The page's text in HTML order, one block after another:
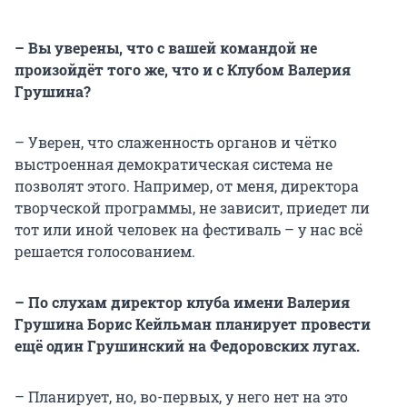
– Вы уверены, что с вашей командой не
произойдёт того же, что и с Клубом Валерия
Грушина?
– Уверен, что слаженность органов и чётко
выстроенная демократическая система не
позволят этого. Например, от меня, директора
творческой программы, не зависит, приедет ли
тот или иной человек на фестиваль – у нас всё
решается голосованием.
– По слухам директор клуба имени Валерия
Грушина Борис Кейльман планирует провести
ещё один Грушинский на Федоровских лугах.
– Планирует, но, во-первых, у него нет на это